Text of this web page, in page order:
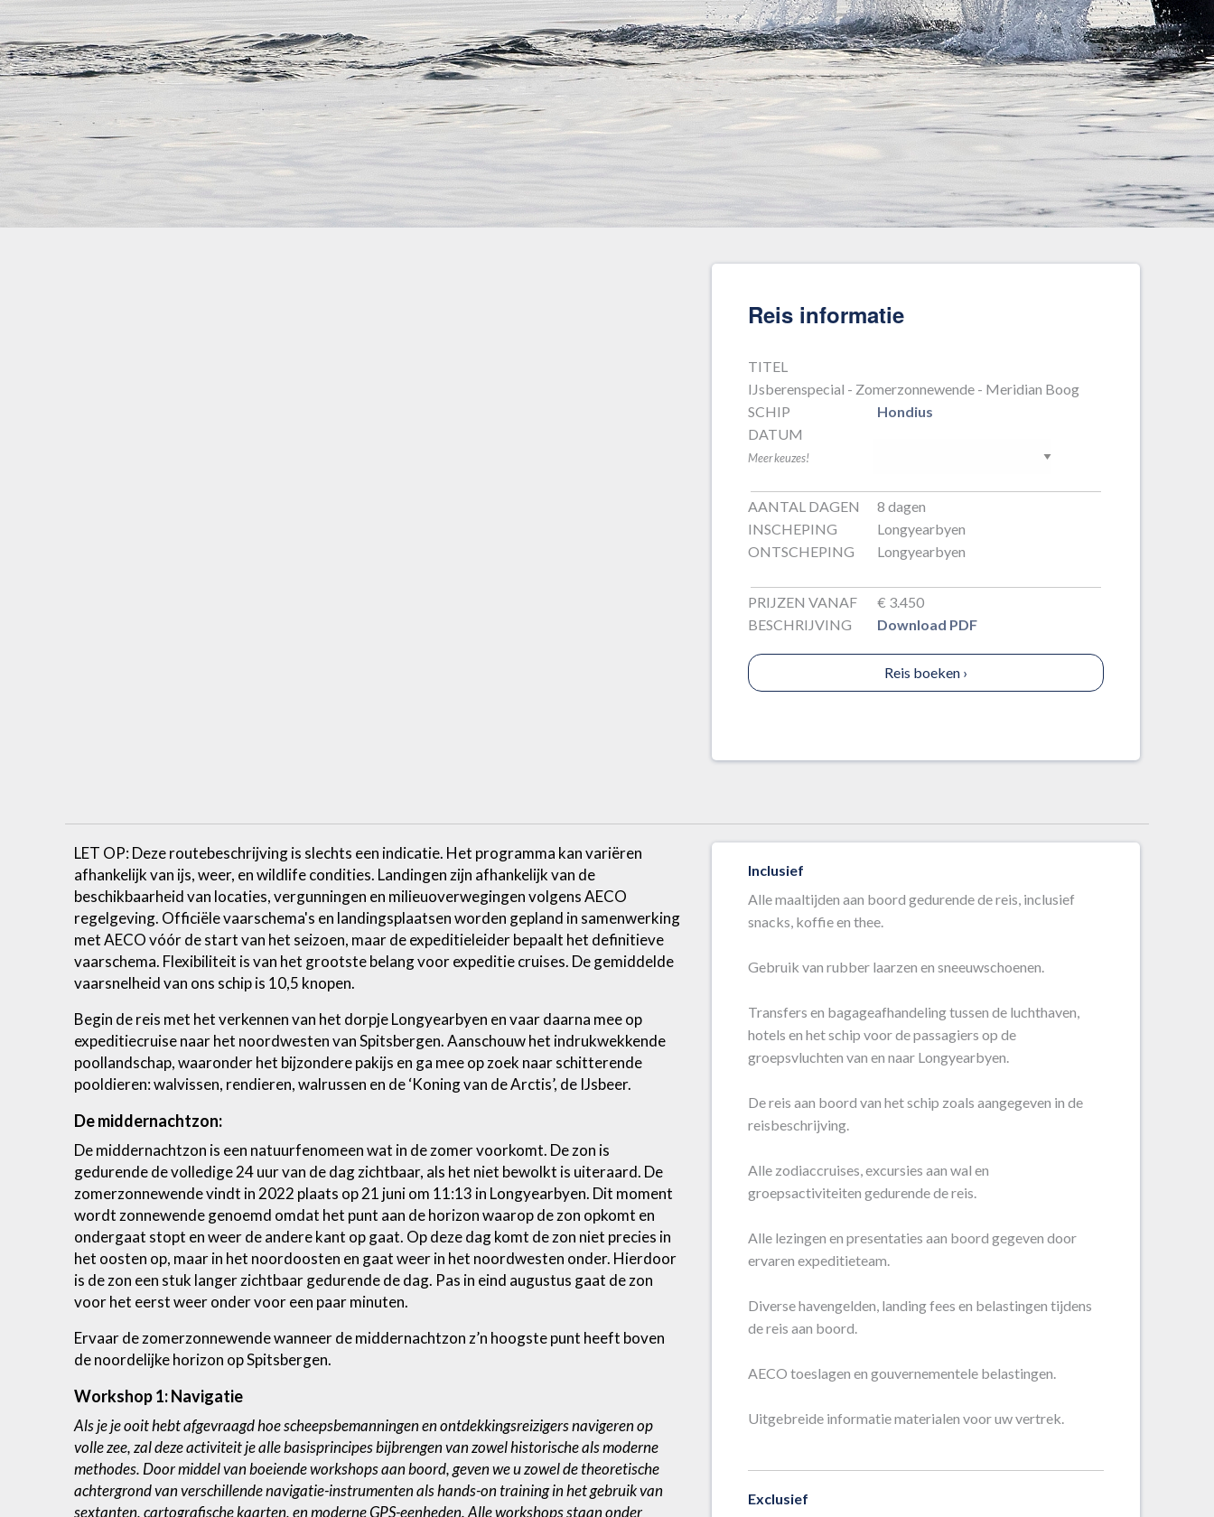
Reis informatie
TITEL
IJsberenspecial - Zomerzonnewende - Meridian Boog
SCHIP
Hondius
DATUM
Meer keuzes!
AANTAL DAGEN
8 dagen
INSCHEPING
Longyearbyen
ONTSCHEPING
Longyearbyen
PRIJZEN VANAF
€ 3.450
BESCHRIJVING
Download PDF
Reis boeken ›
LET OP: Deze routebeschrijving is slechts een indicatie. Het programma kan variëren
afhankelijk van ijs, weer, en wildlife condities. Landingen zijn afhankelijk van de
beschikbaarheid van locaties, vergunningen en milieuoverwegingen volgens AECO
regelgeving. Officiële vaarschema's en landingsplaatsen worden gepland in samenwerking
met AECO vóór de start van het seizoen, maar de expeditieleider bepaalt het definitieve
vaarschema. Flexibiliteit is van het grootste belang voor expeditie cruises. De gemiddelde
vaarsnelheid van ons schip is 10,5 knopen.
Begin de reis met het verkennen van het dorpje Longyearbyen en vaar daarna mee op
expeditiecruise naar het noordwesten van Spitsbergen. Aanschouw het indrukwekkende
poollandschap, waaronder het bijzondere pakijs en ga mee op zoek naar schitterende
pooldieren: walvissen, rendieren, walrussen en de ‘Koning van de Arctis’, de IJsbeer.
De middernachtzon:
De middernachtzon is een natuurfenomeen wat in de zomer voorkomt. De zon is
gedurende de volledige 24 uur van de dag zichtbaar, als het niet bewolkt is uiteraard. De
zomerzonnewende vindt in 2022 plaats op 21 juni om 11:13 in Longyearbyen. Dit moment
wordt zonnewende genoemd omdat het punt aan de horizon waarop de zon opkomt en
ondergaat stopt en weer de andere kant op gaat. Op deze dag komt de zon niet precies in
het oosten op, maar in het noordoosten en gaat weer in het noordwesten onder. Hierdoor
is de zon een stuk langer zichtbaar gedurende de dag. Pas in eind augustus gaat de zon
voor het eerst weer onder voor een paar minuten.
Ervaar de zomerzonnewende wanneer de middernachtzon z’n hoogste punt heeft boven
de noordelijke horizon op Spitsbergen.
Workshop 1: Navigatie
Als je je ooit hebt afgevraagd hoe scheepsbemanningen en ontdekkingsreizigers navigeren op
volle zee, zal deze activiteit je alle basisprincipes bijbrengen van zowel historische als moderne
methodes. Door middel van boeiende workshops aan boord, geven we u zowel de theoretische
achtergrond van verschillende navigatie-instrumenten als hands-on training in het gebruik van
sextanten, cartografische kaarten, en moderne GPS-eenheden. Alle workshops staan onder
Inclusief
Alle maaltijden aan boord gedurende de reis, inclusief
snacks, koffie en thee.
Gebruik van rubber laarzen en sneeuwschoenen.
Transfers en bagageafhandeling tussen de luchthaven,
hotels en het schip voor de passagiers op de
groepsvluchten van en naar Longyearbyen.
De reis aan boord van het schip zoals aangegeven in de
reisbeschrijving.
Alle zodiaccruises, excursies aan wal en
groepsactiviteiten gedurende de reis.
Alle lezingen en presentaties aan boord gegeven door
ervaren expeditieteam.
Diverse havengelden, landing fees en belastingen tijdens
de reis aan boord.
AECO toeslagen en gouvernementele belastingen.
Uitgebreide informatie materialen voor uw vertrek.
Exclusief